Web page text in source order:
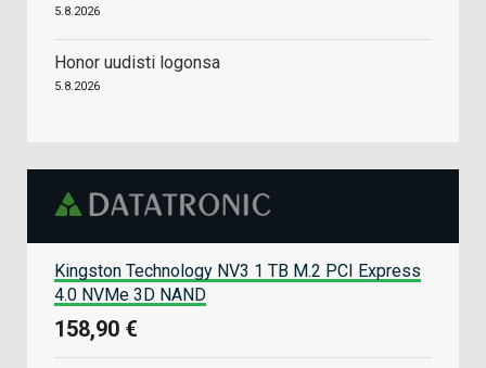
5.8.2026
Honor uudisti logonsa
5.8.2026
Kingston Technology NV3 1 TB M.2 PCI Express
4.0 NVMe 3D NAND
158,90 €